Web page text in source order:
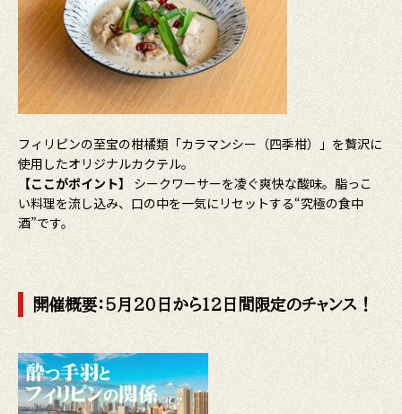
フィリピンの至宝の柑橘類「カラマンシー（四季柑）」を贅沢に
使用したオリジナルカクテル。
【ここがポイント】
シークワーサーを凌ぐ爽快な酸味。脂っこ
い料理を流し込み、口の中を一気にリセットする“究極の食中
酒”です。
開催概要：5月20日から12日間限定のチャンス！